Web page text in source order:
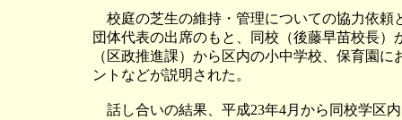
校庭の芝生の維持・管理についての協力依頼
団体代表の出席のもと、同校（後藤早苗校長
（区政推進課）から区内の小中学校、保育園
ントなどが説明された。
話し合いの結果、平成23年4月から同校学区